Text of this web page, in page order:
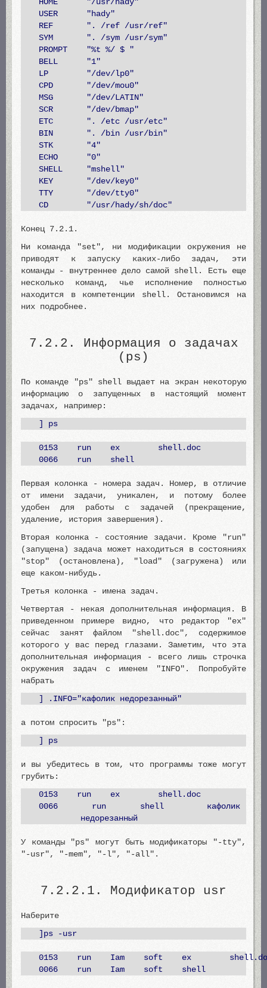
USER "hady"
REF ". /ref /usr/ref"
SYM ". /sym /usr/sym"
PROMPT "%t %/ $ "
BELL "1"
LP "/dev/lp0"
CPD "/dev/mou0"
MSG "/dev/LATIN"
SCR "/dev/bmap"
ETC ". /etc /usr/etc"
BIN ". /bin /usr/bin"
STK "4"
ECHO "0"
SHELL "mshell"
KEY "/dev/key0"
TTY "/dev/tty0"
CD "/usr/hady/sh/doc"
Конец 7.2.1.
Ни команда "set", ни модификации окружения не
приводят к запуску каких-либо задач, эти
команды - внутреннее дело самой shell. Есть еще
несколько команд, чье исполнение полностью
находится в компетенции shell. Остановимся на
них подробнее.
7.2.2. Информация о задачах
(ps)
По команде "ps" shell выдает на экран некоторую
информацию о запущенных в настоящий момент
задачах, например:
] ps
0153 run ex shell.doc
0066 run shell
Первая колонка - номера задач. Номер, в отличие
от имени задачи, уникален, и потому более
удобен для работы с задачей (прекращение,
удаление, история завершения).
Вторая колонка - состояние задачи. Кроме "run"
(запущена) задача может находиться в состояниях
"stop" (остановлена), "load" (загружена) или
еще каком-нибудь.
Третья колонка - имена задач.
Четвертая - некая дополнительная информация. В
приведенном примере видно, что редактор "ex"
сейчас занят файлом "shell.doc", содержимое
которого у вас перед глазами. Заметим, что эта
дополнительная информация - всего лишь строчка
окружения задач с именем "INFO". Попробуйте
набрать
] .INFO="кафолик недорезанный"
а потом спросить "ps":
] ps
и вы убедитесь в том, что программы тоже могут
грубить:
0153 run ex shell.doc
0066 run shell кафолик
недорезанный
У команды "ps" могут быть модификаторы "-tty",
"-usr", "-mem", "-l", "-all".
7.2.2.1. Модификатор usr
Наберите
]ps -usr
0153 run Iam soft ex
0066 run Iam soft shell